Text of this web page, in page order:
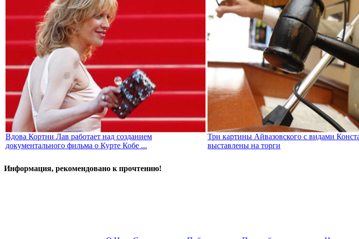
Вдова Кортни Лав работает над созданием
документального фильма о Курте Кобе ...
Три картины Айвазовского с видами
выставлены на торги
Информация, рекомендовано к прочтению!